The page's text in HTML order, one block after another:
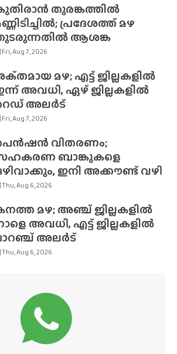
തുരങ്കത്തിൽ
പ്രദേശത്ത് മഴ
ആശങ്ക
Fri, Aug 7, 2026
മഴ; എട്ട് ജില്ലകളിൽ
അവധി, ഏഴ് ജില്ലകളിൽ
അലർട്
Fri, Aug 7, 2026
വിതരണം;
ബാങ്കുകളെ
ഇനി അക്കൗണ്ട് വഴി
Thu, Aug 6, 2026
മഴ; അഞ്ച് ജില്ലകളിൽ
അവധി, എട്ട് ജില്ലകളിൽ
അലർട്
Thu, Aug 6, 2026